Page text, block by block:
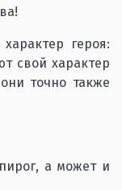
героя:
свой характер
точно также
а может и